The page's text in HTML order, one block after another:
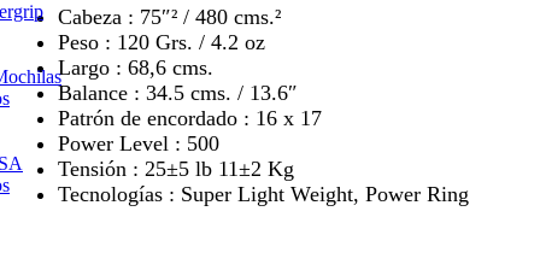
Cabeza : 75″² / 480 cms.²
Peso : 120 Grs. / 4.2 oz
Largo : 68,6 cms.
Balance : 34.5 cms. / 13.6″
Patrón de encordado : 16 x 17
Power Level : 500
Tensión : 25±5 lb 11±2 Kg
Tecnologías : Super Light Weight, Power Ring